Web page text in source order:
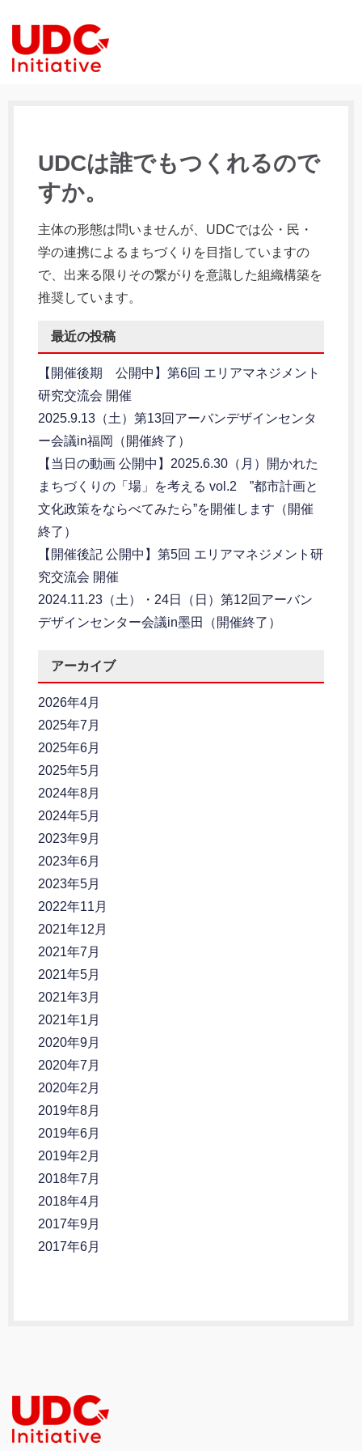
UDCは誰でもつくれるので
すか。
主体の形態は問いませんが、UDCでは公・民・
学の連携によるまちづくりを目指していますの
で、出来る限りその繋がりを意識した組織構築を
推奨しています。
最近の投稿
【開催後期 公開中】第6回 エリアマネジメント
研究交流会 開催
2025.9.13（土）第13回アーバンデザインセンタ
ー会議in福岡（開催終了）
【当日の動画 公開中】2025.6.30（月）開かれた
まちづくりの「場」を考える vol.2 ”都市計画と
文化政策をならべてみたら”を開催します（開催
終了）
【開催後記 公開中】第5回 エリアマネジメント研
究交流会 開催
2024.11.23（土）・24日（日）第12回アーバン
デザインセンター会議in墨田（開催終了）
アーカイブ
2026年4月
2025年7月
2025年6月
2025年5月
2024年8月
2024年5月
2023年9月
2023年6月
2023年5月
2022年11月
2021年12月
2021年7月
2021年5月
2021年3月
2021年1月
2020年9月
2020年7月
2020年2月
2019年8月
2019年6月
2019年2月
2018年7月
2018年4月
2017年9月
2017年6月